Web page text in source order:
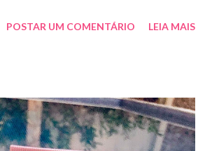
POSTAR UM COMENTÁRIO LEIA MAIS